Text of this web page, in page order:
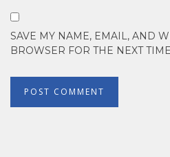
SAVE MY NAME, EMAIL, AND
BROWSER FOR THE NEXT